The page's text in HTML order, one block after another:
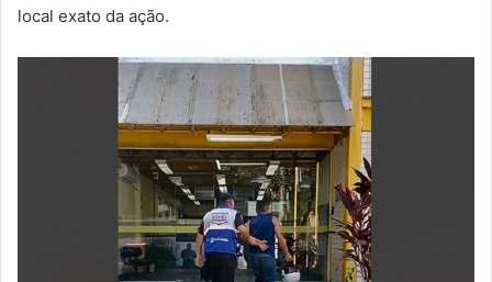
local exato da ação.